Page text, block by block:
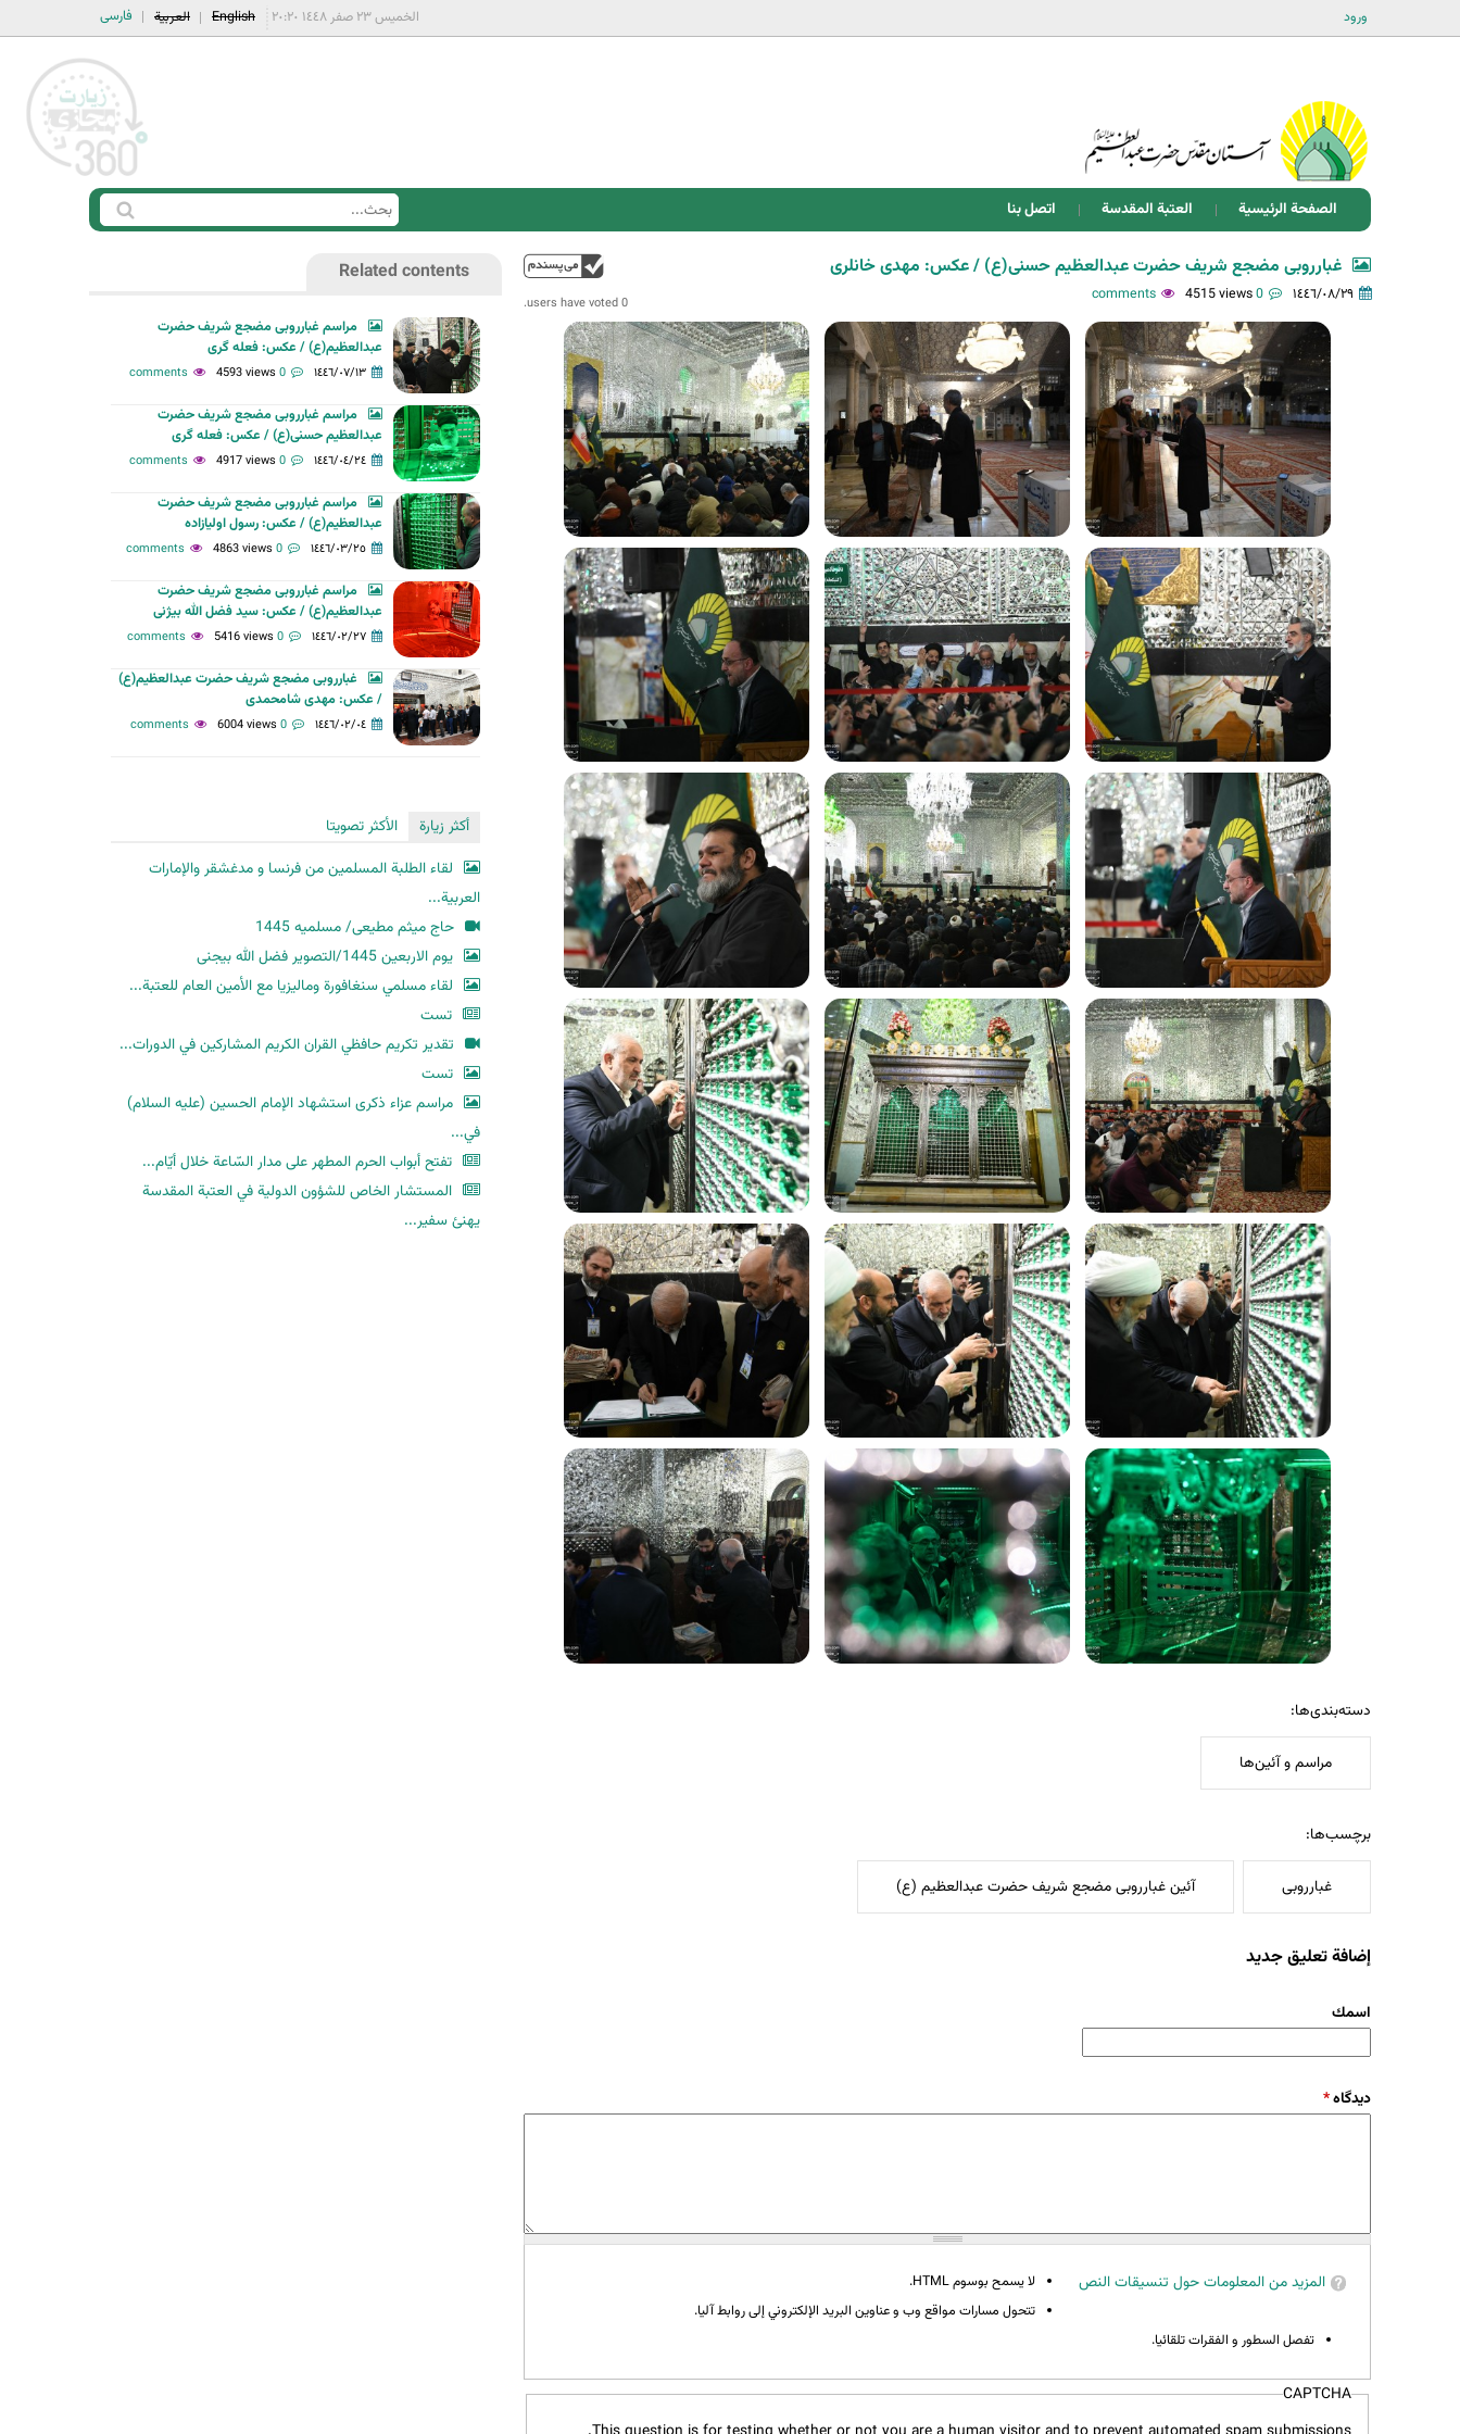
ورود فارسی العربية English الخميس ٢٣ صفر ١٤٤٨ ٢٠:٢٠
الصفحة الرئيسية العتبة المقدسة اتصل بنا
ا
س
ح
ث
ب
ح
0 users have voted.
غبارروبی مضجع شریف حضرت عبدالعظیم حسنی(ع) / عکس: مهدی خانلری
١٤٤٦/٠٨/٢٩ 0 comments
4515 views
دسته‌بندی‌ها:
مراسم و آئین‌ها
برچسب‌ها:
غبارروبی آئین غبارروبی مضجع شریف حضرت عبدالعظیم (ع)
إضافة تعليق جديد
‏اسمك ‏
‏دیدگاه ‏*
المزيد من المعلومات حول تنسيقات النص
لا يسمح بوسوم HTML.
تتحول مسارات مواقع وب و عناوين البريد الإلكتروني إلى روابط آليا.
تفصل السطور و الفقرات تلقائيا.
CAPTCHA
Related contents
مراسم غبارروبی مضجع شریف حضرت
عبدالعظیم(ع) / عکس: فعله گری
١٤٤٦/٠٧/١٣ 0 comments
4593 views
مراسم غبارروبی مضجع شریف حضرت
عبدالعظیم حسنی(ع) / عکس: فعله گری
١٤٤٦/٠٤/٢٤ 0 comments
4917 views
مراسم غبارروبی مضجع شریف حضرت
عبدالعظیم(ع) / عکس: رسول اولیازاده
١٤٤٦/٠٣/٢٥ 0 comments
4863 views
مراسم غبارروبی مضجع شریف حضرت
عبدالعظیم(ع) / عکس: سید فضل الله بیژنی
١٤٤٦/٠٢/٢٧ 0 comments
5416 views
غبارروبی مضجع شریف حضرت عبدالعظیم(ع)
/ عکس: مهدی شامحمدی
١٤٤٦/٠٢/٠٤ 0 comments
6004 views
أكثر زيارة
الأكثر تصويتا
لقاء الطلبة المسلمين من فرنسا و مدغشقر والإمارات
العربية...
حاج میثم مطیعی/ مسلمیه 1445
یوم الاربعین 1445/التصویر فضل الله بیجنی
لقاء مسلمي سنغافورة وماليزيا مع الأمين العام للعتبة...
تست
تقدير تكريم حافظي القران الكريم المشاركين في الدورات...
تست
مراسم عزاء ذكرى استشهاد الإمام الحسين (عليه السلام)
في...
تفتح أبواب الحرم المطهر على مدار السّاعة خلال أيّام...
المستشار الخاص للشؤون الدولية في العتبة المقدسة
يهنئ سفير...